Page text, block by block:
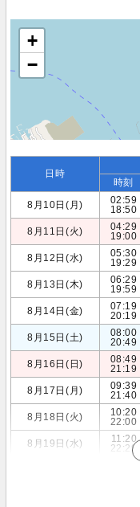
+
−
日時
時刻
8月10日(月)
02:59
18:50
8月11日(火)
04:29
19:00
8月12日(水)
05:30
19:29
8月13日(木)
06:29
19:59
8月14日(金)
07:19
20:19
8月15日(土)
08:00
20:49
8月16日(日)
08:49
21:19
8月17日(月)
09:39
21:40
8月18日(火)
10:20
22:00
8月19日(水)
11:20
22:29